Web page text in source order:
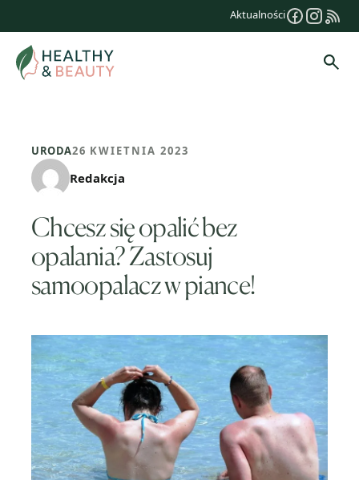
treści
Aktualności
URODA26 KWIETNIA 2023
Redakcja
Chcesz się opalić bez
opalania? Zastosuj
samoopalacz w piance!